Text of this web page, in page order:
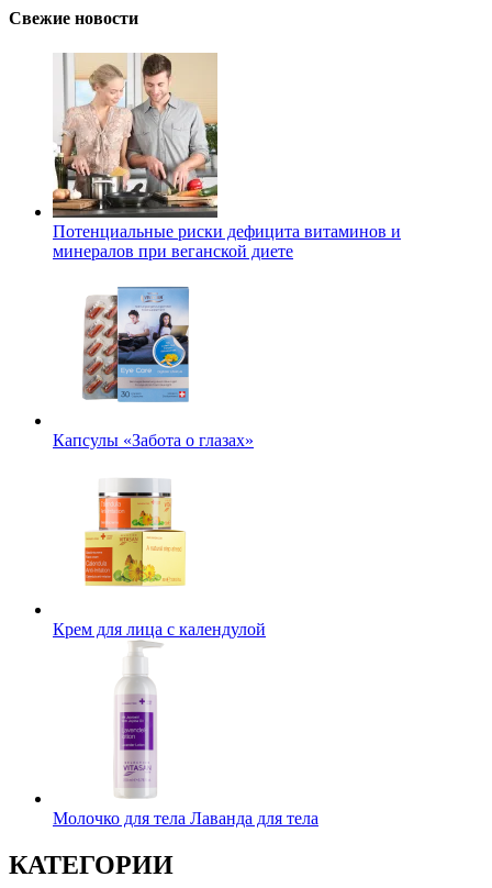
Свежие новости
Потенциальные риски дефицита витаминов и
минералов при веганской диете
Капсулы «Забота о глазах»
Крем для лица с календулой
Молочко для тела Лаванда для тела
КАТЕГОРИИ